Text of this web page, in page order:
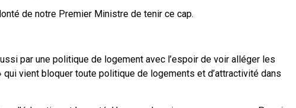
de notre Premier Ministre de tenir ce cap.
par une politique de logement avec l’espoir de voir alléger les
vient bloquer toute politique de logements et d’attractivité dans